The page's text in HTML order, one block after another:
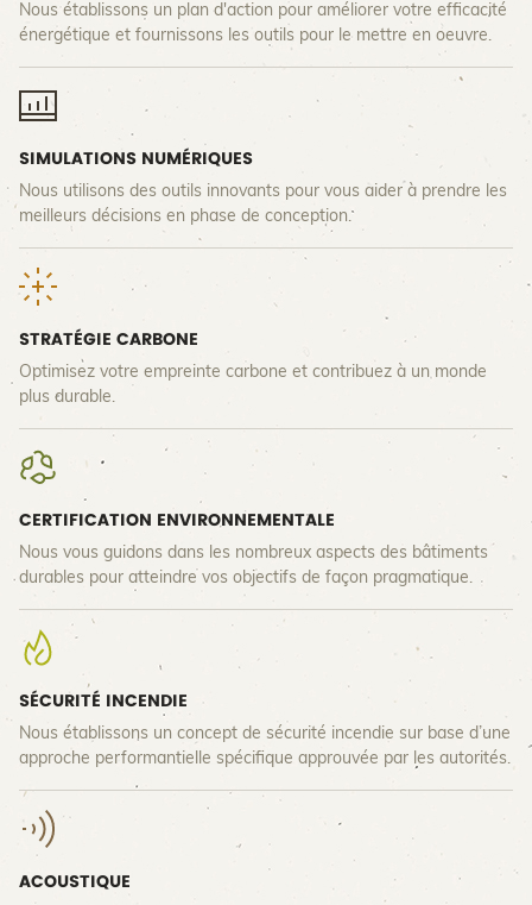
Nous établissons un plan d'action pour améliorer votre efficacité
énergétique et fournissons les outils pour le mettre en oeuvre.
SIMULATIONS NUMÉRIQUES
Nous utilisons des outils innovants pour vous aider à prendre les
meilleurs décisions en phase de conception.
STRATÉGIE CARBONE
Optimisez votre empreinte carbone et contribuez à un monde
plus durable.
CERTIFICATION ENVIRONNEMENTALE
Nous vous guidons dans les nombreux aspects des bâtiments
durables pour atteindre vos objectifs de façon pragmatique.
SÉCURITÉ INCENDIE
Nous établissons un concept de sécurité incendie sur base d’une
approche performantielle spécifique approuvée par les autorités.
ACOUSTIQUE